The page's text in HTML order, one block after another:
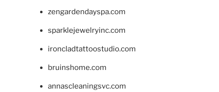
zengardendayspa.com
sparklejewelryinc.com
ironcladtattoostudio.com
bruinshome.com
annascleaningsvc.com